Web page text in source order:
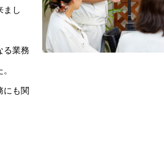
まし
る業務
にも関